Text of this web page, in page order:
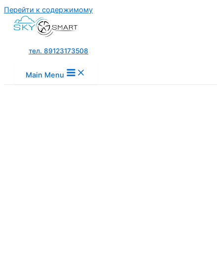
Перейти к содержимому
тел. 89123173508
Main Menu